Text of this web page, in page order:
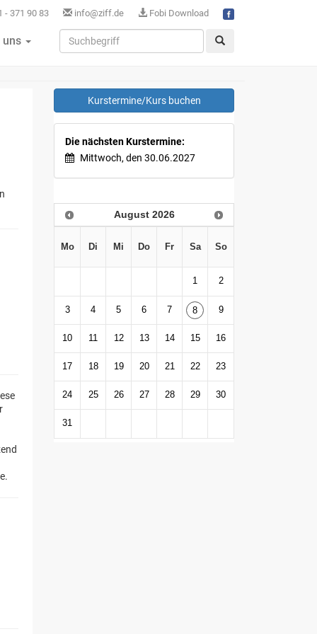
- 371 90 83 info@ziff.de Fobi Download
Kurstermine/Kurs buchen
Die nächsten Kurstermine:
Mittwoch, den 30.06.2027
August 2026
Mo Di Mi Do Fr Sa So
1 2
3 4 5 6 7 8 9
10 11 12 13 14 15 16
17 18 19 20 21 22 23
24 25 26 27 28 29 30
31